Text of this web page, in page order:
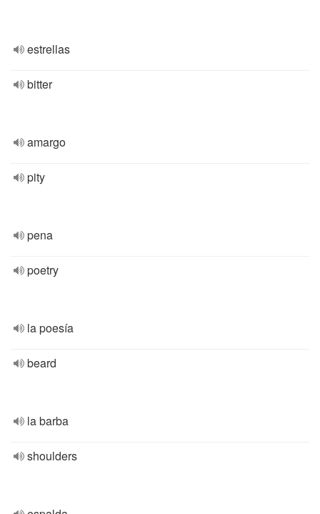
estrellas
bitter
amargo
pity
pena
poetry
la poesía
beard
la barba
shoulders